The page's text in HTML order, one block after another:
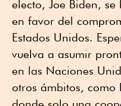
electo, Joe Biden,
en favor del
Estados Unidos.
vuelva a asumir
en las Naciones
otros ámbitos,